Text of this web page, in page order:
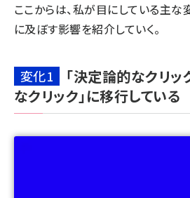
ここからは、私が目にしている主な
に及ぼす影響を紹介していく。
変化1
「決定論的なクリッ
なクリック」に移行している